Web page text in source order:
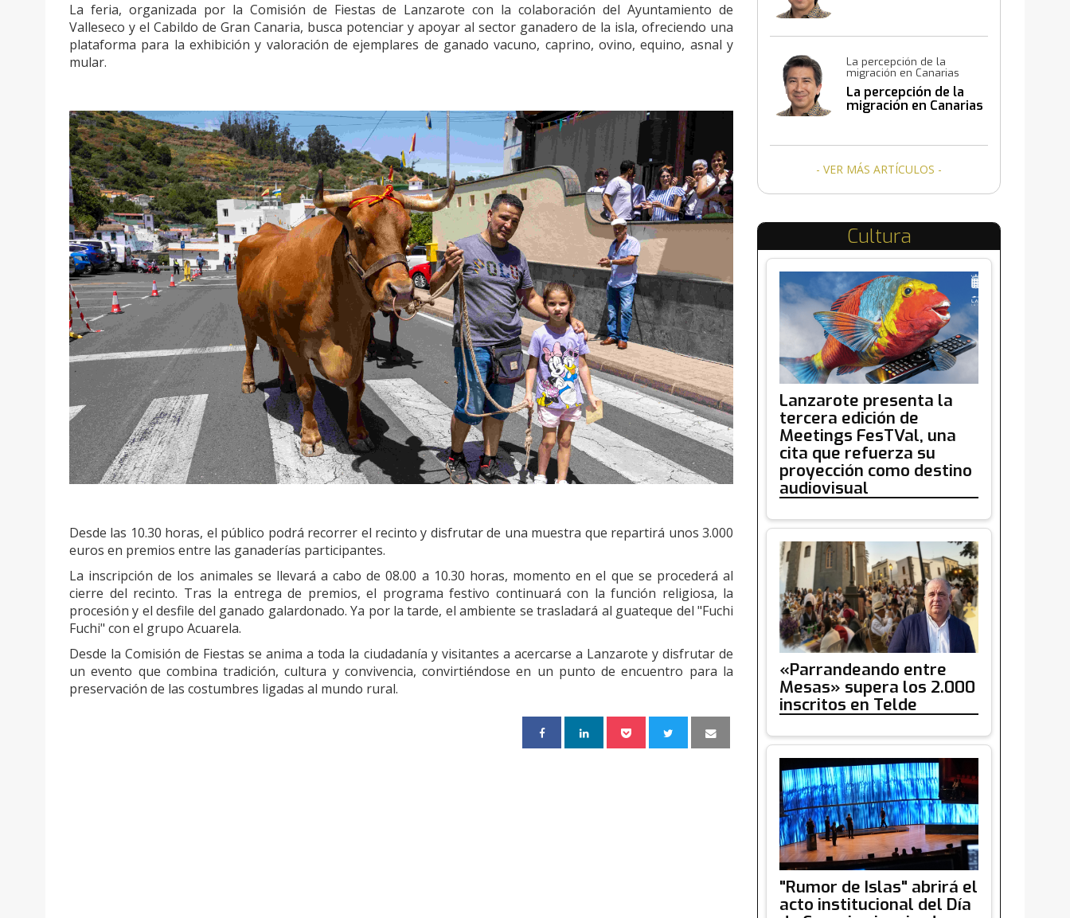
La feria, organizada por la Comisión de Fiestas de Lanzarote con la colaboración del Ayuntamiento de
Valleseco y el Cabildo de Gran Canaria, busca potenciar y apoyar al sector ganadero de la isla, ofreciendo una
plataforma para la exhibición y valoración de ejemplares de ganado vacuno, caprino, ovino, equino, asnal y
mular.
Desde las 10.30 horas, el público podrá recorrer el recinto y disfrutar de una muestra que repartirá unos 3.000
euros en premios entre las ganaderías participantes.
La inscripción de los animales se llevará a cabo de 08.00 a 10.30 horas, momento en el que se procederá al
cierre del recinto. Tras la entrega de premios, el programa festivo continuará con la función religiosa, la
procesión y el desfile del ganado galardonado. Ya por la tarde, el ambiente se trasladará al guateque del "Fuchi
Fuchi" con el grupo Acuarela.
Desde la Comisión de Fiestas se anima a toda la ciudadanía y visitantes a acercarse a Lanzarote y disfrutar de
un evento que combina tradición, cultura y convivencia, convirtiéndose en un punto de encuentro para la
preservación de las costumbres ligadas al mundo rural.
La percepción de la
migración en Canarias
La percepción de la
migración en Canarias
- VER MÁS ARTÍCULOS -
Cultura
Lanzarote presenta la
tercera edición de
Meetings FesTVal, una
cita que refuerza su
proyección como destino
audiovisual
«Parrandeando entre
Mesas» supera los 2.000
inscritos en Telde
"Rumor de Islas" abrirá el
acto institucional del Día